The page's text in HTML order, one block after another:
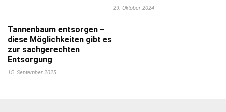
29. Oktober 2024
Tannenbaum entsorgen –
diese Möglichkeiten gibt es
zur sachgerechten
Entsorgung
15. September 2025